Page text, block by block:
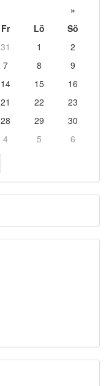
»
Fr Lö
Sö
31 1
2
7 8
9
14 15
16
21 22
23
28 29
30
4 5 6